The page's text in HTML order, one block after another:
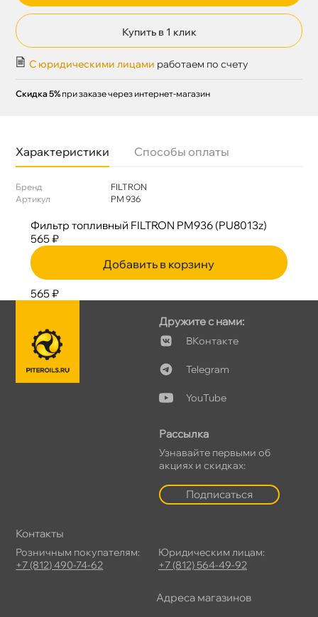
Купить в 1 клик
С юридическими лицами работаем по счету
Скидка 5% при заказе через интернет-магазин
Характеристики Способы оплаты
Бренд
FILTRON
Артикул
PM 936
Фильтр топливный FILTRON PM936 (PU8013z)
565 ₽
Добавить в корзину
565 ₽
Дружите с нами:
Контакте
Telegram
YouTube
Рассылка
Узнавайте первыми о
акциях и скидках:
Подписаться
Контакты
Розничным покупателям:
+7 (812) 490-74-62
Юридическим лицам:
+7 (812) 564-49-92
Адреса магазино